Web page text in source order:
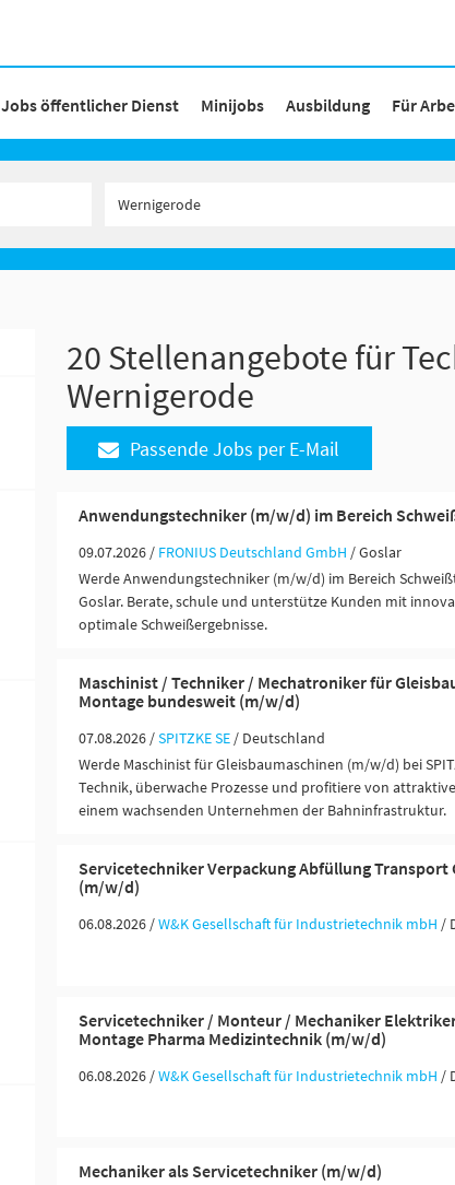
Jobs öffentlicher Dienst Minijobs Ausbildung Für
20 Stellenangebote für
Wernigerode
Passende Jobs per E-Mail
Anwendungstechniker (m/w/d) im Bereich
09.07.2026 / FRONIUS Deutschland GmbH / Goslar
Werde Anwendungstechniker (m/w/d) im Bereich
Goslar. Berate, schule und unterstütze Kunden mit
optimale Schweißergebnisse.
Maschinist / Techniker / Mechatroniker für
Montage bundesweit (m/w/d)
07.08.2026 /SPITZKE SE / Deutschland
Werde Maschinist für Gleisbaumaschinen (m/w/d) bei
Technik, überwache Prozesse und profitiere von
einem wachsenden Unternehmen der Bahninfrastruktur.
Servicetechniker Verpackung Abfüllung
(m/w/d)
06.08.2026 /W&K Gesellschaft für Industrietechnik mbH /
Servicetechniker / Monteur / Mechaniker
Montage Pharma Medizintechnik (m/w/d)
06.08.2026 /W&K Gesellschaft für Industrietechnik mbH /
Mechaniker als Servicetechniker (m/w/d)